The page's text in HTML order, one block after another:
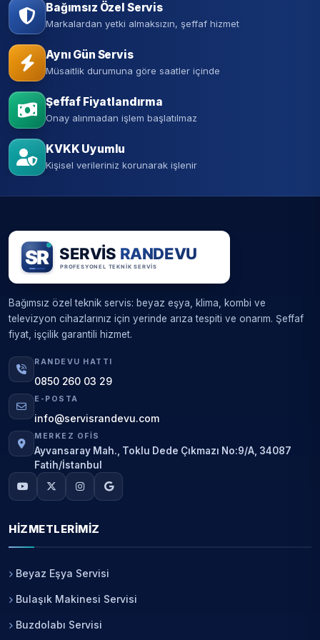
Bağımsız Özel Servis
Markalardan yetki almaksızın, şeffaf hizmet
Aynı Gün Servis
Müsaitlik durumuna göre saatler içinde
Şeffaf Fiyatlandırma
Onay alınmadan işlem başlatılmaz
KVKK Uyumlu
Kişisel verileriniz korunarak işlenir
Bağımsız özel teknik servis: beyaz eşya, klima, kombi ve
televizyon cihazlarınız için yerinde arıza tespiti ve onarım. Şeffaf
fiyat, işçilik garantili hizmet.
RANDEVU HATTI
0850 260 03 29
E-POSTA
info@servisrandevu.com
MERKEZ OFIS
Ayvansaray Mah., Toklu Dede Çıkmazı No:9/A, 34087
Fatih/İstanbul
HIZMETLERIMIZ
Beyaz Eşya Servisi
Bulaşık Makinesi Servisi
Buzdolabı Servisi